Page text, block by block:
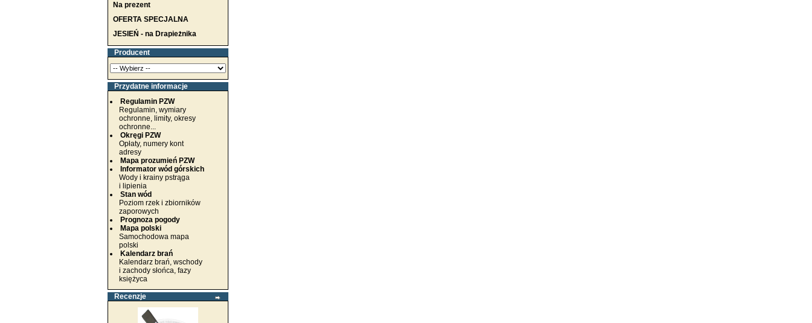
Na prezent
OFERTA SPECJALNA
JESIEŃ - na Drapieżnika
Producent
Przydatne informacje
Regulamin PZW
Regulamin, wymiary
ochronne, limity, okresy
ochronne...
Okręgi PZW
Opłaty, numery kont
adresy
Mapa prozumień PZW
Informator wód górskich
Wody i krainy pstrąga
i lipienia
Stan wód
Poziom rzek i zbiorników
zaporowych
Prognoza pogody
Mapa polski
Samochodowa mapa
polski
Kalendarz brań
Kalendarz brań, wschody
i zachody słońca, fazy
księżyca
Recenzje